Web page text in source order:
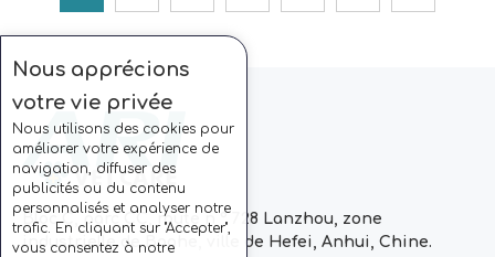
Bloc C, parc CC, route n ° 728 Lanzhou, zone
industrielle de Baohe, ville de Hefei, Anhui, Chine.
Nous apprécions
votre vie privée
Nous utilisons des cookies pour
améliorer votre expérience de
navigation, diffuser des
publicités ou du contenu
personnalisés et analyser notre
trafic. En cliquant sur "Accepter",
vous consentez à notre